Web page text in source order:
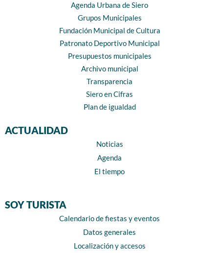
Agenda Urbana de Siero
Grupos Municipales
Fundación Municipal de Cultura
Patronato Deportivo Municipal
Presupuestos municipales
Archivo municipal
Transparencia
Siero en Cifras
Plan de igualdad
ACTUALIDAD
Noticias
Agenda
El tiempo
SOY TURISTA
Calendario de fiestas y eventos
Datos generales
Localización y accesos